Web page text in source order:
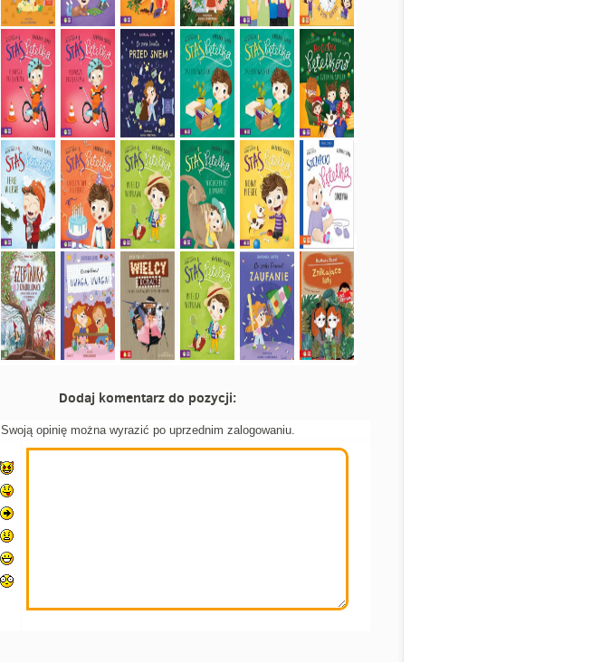
Dodaj komentarz do pozycji:
Swoją opinię można wyrazić po uprzednim zalogowaniu.